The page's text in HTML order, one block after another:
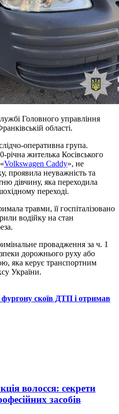
Головного управління
області.
оперативна група.
річна жителька Косівського
Volkswagen Caddy», не
проявила неуважність та
дівчину, яка переходила
переході.
травми, її госпіталізовано
водійку на стан
провадження за ч. 1
дорожнього руху або
яка керує транспортним
України.
скоїв ДТП і отримав
волосся: секрети
засобів